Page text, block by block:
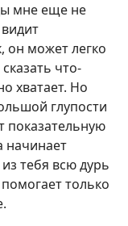
мне еще не
он может легко
что-
хватает. Но
глупости
показательную
начинает
тебя всю дурь
только